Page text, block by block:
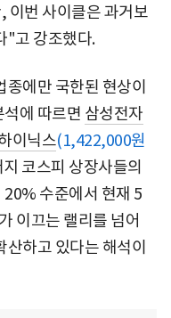
이번 사이클은 과거보
"고 강조했다.
종에만 국한된 현상이
에 따르면 삼성전자
이닉스(1,422,000원
코스피 상장사들의
수준에서 현재 5
이끄는 랠리를 넘어
산하고 있다는 해석이